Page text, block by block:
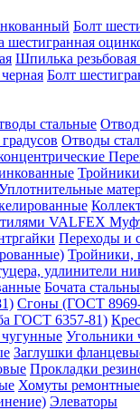
Болт
шестигранная
Шпилька
Болт
стальные
Отводы
VALFEX
Переходы и
Тройники,
удлинители
Бочата
Сгоны (ГОСТ
ГОСТ 6357-81)
Угольники
Заглушки
Прокладки
Хомуты ремонтные
Элеваторы